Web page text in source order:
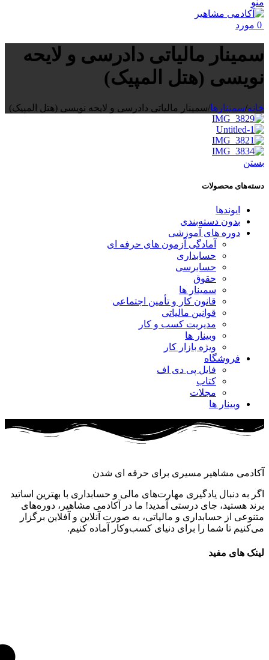
0 مورد
سمینار مالیاتی دادرسی و لایحه
نویسی (هتل المپیک)
خانه/سمینارها/سمینار مالیاتی دادرسی و لایحه نویسی (هتل المپیک)
بستن
دسته‌های محصولات
ایوندها
بدون دسته‌بندی
دوره های آموزشی
آمادگی آزمون های حرفه ای
حسابداری
حسابرسی
حقوق
سمینار ها
قانون کار و تأمین اجتماعی
قوانین مالیاتی
مدیریت کسب و کار
وبینار ها
ویژه بازار کار
فروشگاه
فایل پی دی اف
کتاب
مجلات
وبینار ها
آکادمی مشاهیر مسیری برای حرفه ای شدن
اگر به دنبال یادگیری مهارت‌های مالی و حسابداری با بهترین اساتید
برند هستید، جای درستی آمدید! ما در آکادمی مشاهیر، دوره‌های
متنوعی از حسابداری و مالیاتی، به صورت آنلاین و آفلاین برگزار
می‌کنیم تا شما را برای دنیای کسب‌وکار آماده کنیم.
لینک های مفید